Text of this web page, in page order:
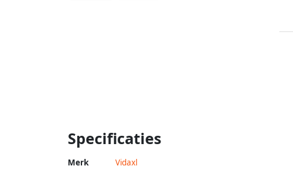
Specificaties
Merk Vidaxl